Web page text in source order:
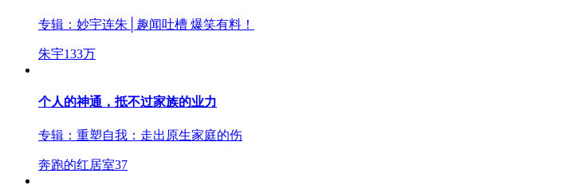
专辑： 妙宇连朱│趣闻吐槽 爆笑有料！
朱宇133万
个人的神通，抵不过家族的业力
专辑： 重塑自我：走出原生家庭的伤
奔跑的红居室37